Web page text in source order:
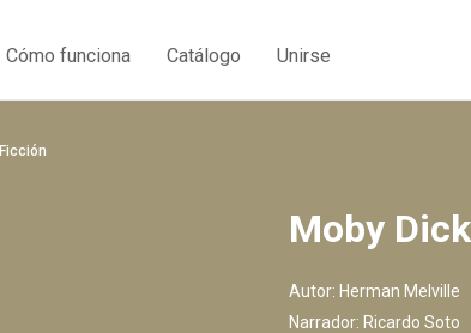
Cómo funciona Catálogo Unirse
Ficción
Moby Dick
Autor: Herman Melville
Narrador: Ricardo Soto